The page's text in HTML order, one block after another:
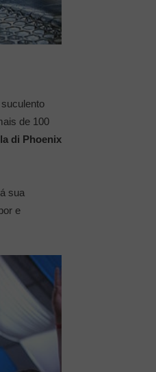
de 100
di Phoenix
sua
e